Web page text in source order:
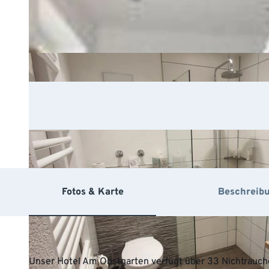
Fotos & Karte
Unser Hotel Am Obstgarten verfügt über 33